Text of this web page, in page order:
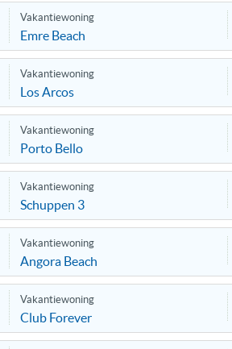
Vakantiewoning
Emre Beach
Vakantiewoning
Los Arcos
Vakantiewoning
Porto Bello
Vakantiewoning
Schuppen 3
Vakantiewoning
Angora Beach
Vakantiewoning
Club Forever